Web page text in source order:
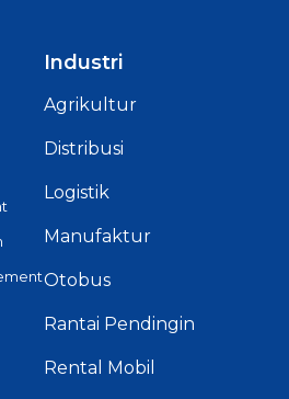
Industri
Agrikultur
Distribusi
Logistik
Manufaktur
Otobus
Rantai Pendingin
Rental Mobil